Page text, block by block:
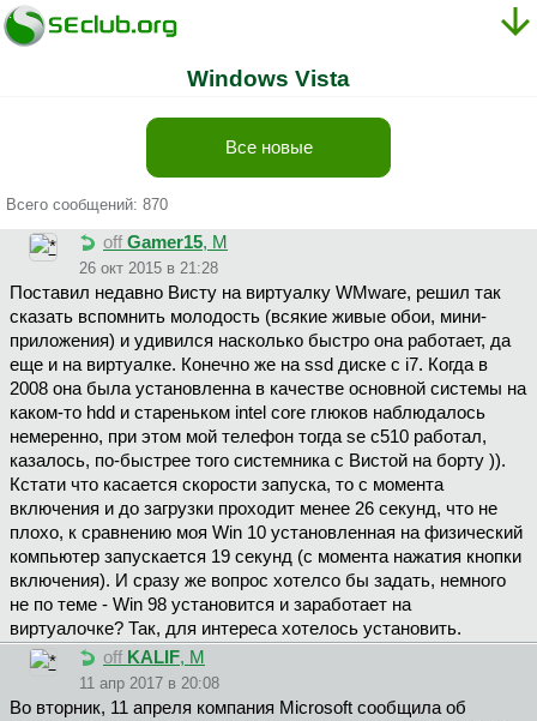
Windows Vista
Все новые
Всего сообщений: 870
off Gamer15, М
26 окт 2015 в 21:28
Поставил недавно Висту на виртуалку WMware, решил так
сказать вспомнить молодость (всякие живые обои, мини-
приложения) и удивился насколько быстро она работает, да
еще и на виртуалке. Конечно же на ssd диске с i7. Когда в
2008 она была установленна в качестве основной системы на
каком-то hdd и стареньком intel core глюков наблюдалось
немеренно, при этом мой телефон тогда se c510 работал,
казалось, по-быстрее того системника с Вистой на борту )).
Кстати что касается скорости запуска, то с момента
включения и до загрузки проходит менее 26 секунд, что не
плохо, к сравнению моя Win 10 установленная на физический
компьютер запускается 19 секунд (с момента нажатия кнопки
включения). И сразу же вопрос хотелсо бы задать, немного
не по теме - Win 98 установится и заработает на
виртуалочке? Так, для интереса хотелось установить.
off KALIF, М
11 апр 2017 в 20:08
Во вторник, 11 апреля компания Microsoft сообщила об